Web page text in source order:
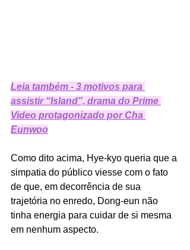
Leia também - 3 motivos para
assistir “Island”, drama do Prime
Video protagonizado por Cha
Eunwoo
Como dito acima, Hye-kyo queria que a
simpatia do público viesse com o fato
de que, em decorrência de sua
trajetória no enredo, Dong-eun não
tinha energia para cuidar de si mesma
em nenhum aspecto.